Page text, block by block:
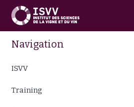
Navigation
ISVV
Training